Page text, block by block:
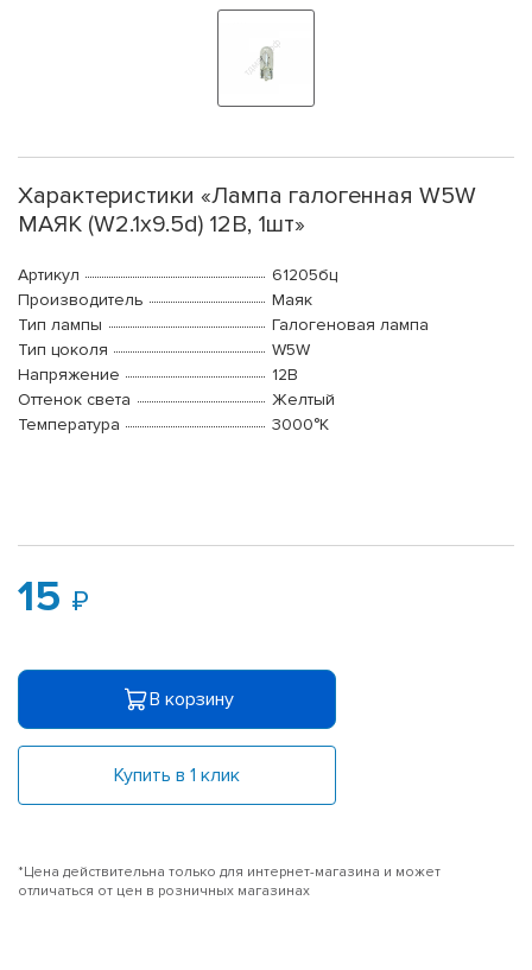
Характеристики «Лампа галогенная W5W
МАЯК (W2.1x9.5d) 12В, 1шт»
Артикул
61205бц
Производитель
Маяк
Тип лампы
Галогеновая лампа
Тип цоколя
W5W
Напряжение
12В
Оттенок света
Желтый
Температура
3000°K
15
В корзину
Купить в 1 клик
*Цена действительна только для интернет-магазина и может
отличаться от цен в розничных магазинах